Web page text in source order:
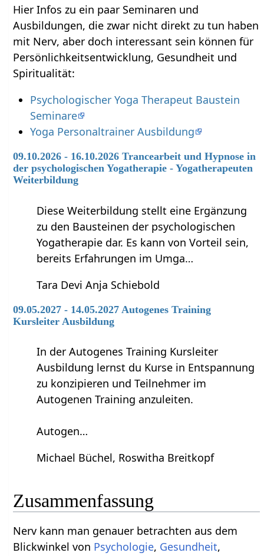
Hier Infos zu ein paar Seminaren und
Ausbildungen, die zwar nicht direkt zu tun haben
mit Nerv‏‎, aber doch interessant sein können für
Persönlichkeitsentwicklung, Gesundheit und
Spiritualität:
Psychologischer Yoga Therapeut Baustein
Seminare
Yoga Personaltrainer Ausbildung
09.10.2026 - 16.10.2026 Trancearbeit und Hypnose in
der psychologischen Yogatherapie - Yogatherapeuten
Weiterbildung
Diese Weiterbildung stellt eine Ergänzung
zu den Bausteinen der psychologischen
Yogatherapie dar. Es kann von Vorteil sein,
bereits Erfahrungen im Umga…
Tara Devi Anja Schiebold
09.05.2027 - 14.05.2027 Autogenes Training
Kursleiter Ausbildung
In der Autogenes Training Kursleiter
Ausbildung lernst du Kurse in Entspannung
zu konzipieren und Teilnehmer im
Autogenen Training anzuleiten.
Autogen…
Michael Büchel, Roswitha Breitkopf
Zusammenfassung
Nerv‏‎ kann man genauer betrachten aus dem
Blickwinkel von Psychologie, Gesundheit,